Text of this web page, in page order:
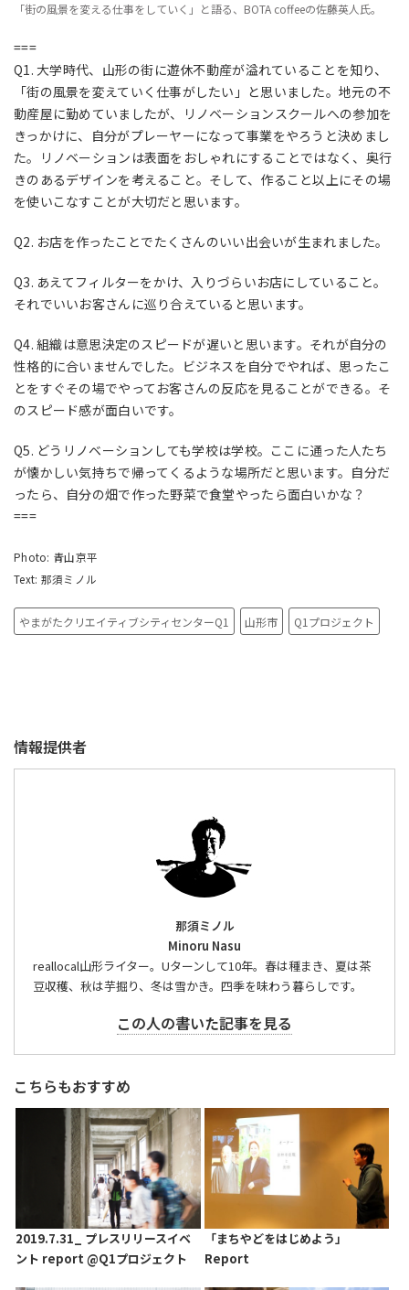
「街の風景を変える仕事をしていく」と語る、BOTA coffeeの佐藤英人氏。
===
Q1. 大学時代、山形の街に遊休不動産が溢れていることを知り、
「街の風景を変えていく仕事がしたい」と思いました。地元の不
動産屋に勤めていましたが、リノベーションスクールへの参加を
きっかけに、自分がプレーヤーになって事業をやろうと決めまし
た。リノベーションは表面をおしゃれにすることではなく、奥行
きのあるデザインを考えること。そして、作ること以上にその場
を使いこなすことが大切だと思います。
Q2. お店を作ったことでたくさんのいい出会いが生まれました。
Q3. あえてフィルターをかけ、入りづらいお店にしていること。
それでいいお客さんに巡り合えていると思います。
Q4. 組織は意思決定のスピードが遅いと思います。それが自分の
性格的に合いませんでした。ビジネスを自分でやれば、思ったこ
とをすぐその場でやってお客さんの反応を見ることができる。そ
のスピード感が面白いです。
Q5. どうリノベーションしても学校は学校。ここに通った人たち
が懐かしい気持ちで帰ってくるような場所だと思います。自分だ
ったら、自分の畑で作った野菜で食堂やったら面白いかな？
===
Photo: 青山京平
Text: 那須ミノル
やまがたクリエイティブシティセンターQ1 山形市 Q1プロジェクト
情報提供者
那須ミノル
Minoru Nasu
reallocal山形ライター。Uターンして10年。春は種まき、夏は茶
豆収穫、秋は芋掘り、冬は雪かき。四季を味わう暮らしです。
この人の書いた記事を見る
こちらもおすすめ
2019.7.31_ プレスリリースイベ
ント report @Q1プロジェクト
「まちやどをはじめよう」
Report